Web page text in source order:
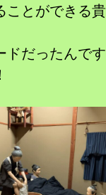
ことができる貴
ドだったんです